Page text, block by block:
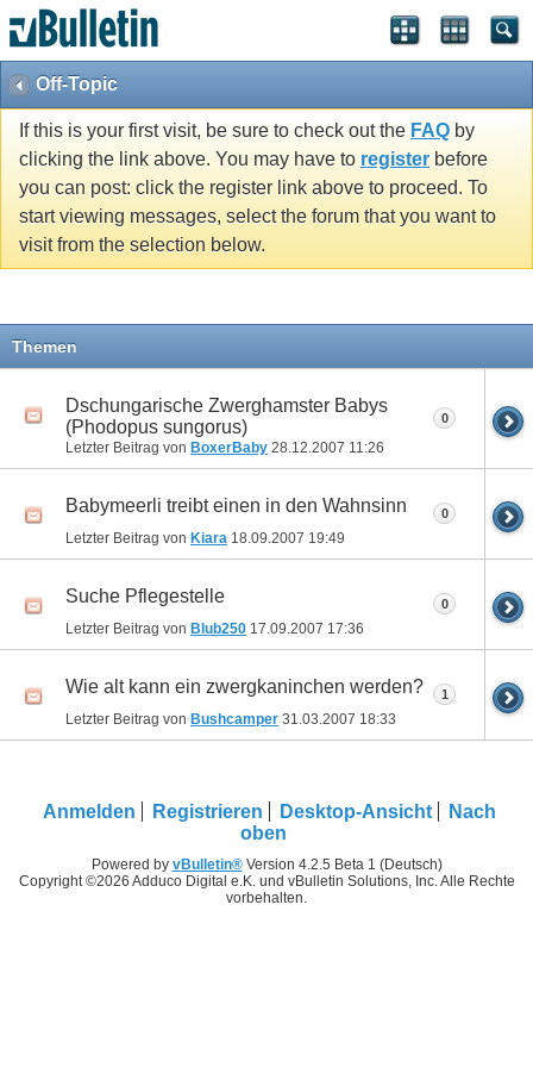
Off-Topic
If this is your first visit, be sure to check out the FAQ by
clicking the link above. You may have to register before
you can post: click the register link above to proceed. To
start viewing messages, select the forum that you want to
visit from the selection below.
Themen
Dschungarische Zwerghamster Babys
(Phodopus sungorus)
Letzter Beitrag von BoxerBaby 28.12.2007 11:26
0
Babymeerli treibt einen in den Wahnsinn
Letzter Beitrag von Kiara 18.09.2007 19:49
0
Suche Pflegestelle
Letzter Beitrag von Blub250 17.09.2007 17:36
0
Wie alt kann ein zwergkaninchen werden?
Letzter Beitrag von Bushcamper 31.03.2007 18:33
1
Anmelden Registrieren Desktop-Ansicht
Nach
oben
Powered by vBulletin®Version 4.2.5 Beta 1 (Deutsch)
Copyright ©2026 Adduco Digital e.K. und vBulletin Solutions, Inc. Alle Rechte
vorbehalten.